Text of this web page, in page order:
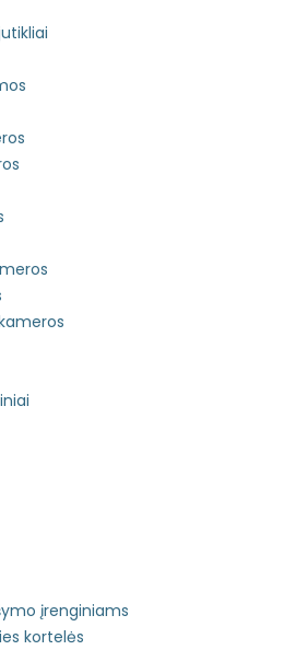
įrenginiams
kortelės